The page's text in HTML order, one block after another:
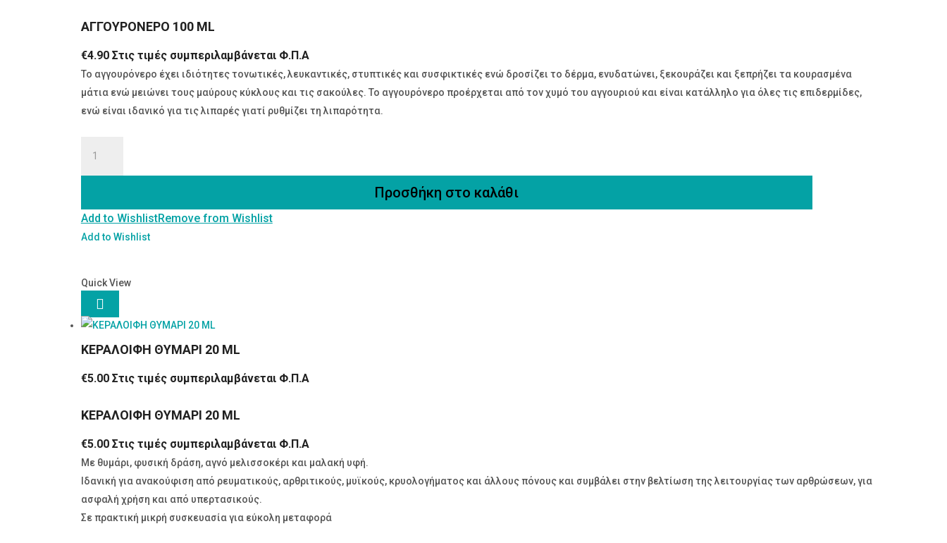
ΑΓΓΟΥΡΟΝΕΡΟ 100 ML
€4.90 Στις τιμές συμπεριλαμβάνεται Φ.Π.Α
Το αγγουρόνερο έχει ιδιότητες τονωτικές, λευκαντικές, στυπτικές και συσφικτικές ενώ δροσίζει το δέρμα, ενυδατώνει, ξεκουράζει και ξεπρήζει τα κουρασμένα
μάτια ενώ μειώνει τους μαύρους κύκλους και τις σακούλες. Το αγγουρόνερο προέρχεται από τον χυμό του αγγουριού και είναι κατάλληλο για όλες τις επιδερμίδες,
ενώ είναι ιδανικό για τις λιπαρές γιατί ρυθμίζει τη λιπαρότητα.
Προσθήκη στο καλάθι
Add to WishlistRemove from Wishlist
Add to Wishlist
Quick View

ΚΕΡΑΛΟΙΦΗ ΘΥΜΑΡΙ 20 ML
€5.00 Στις τιμές συμπεριλαμβάνεται Φ.Π.Α
ΚΕΡΑΛΟΙΦΗ ΘΥΜΑΡΙ 20 ML
€5.00 Στις τιμές συμπεριλαμβάνεται Φ.Π.Α
Με θυμάρι, φυσική δράση, αγνό μελισσοκέρι και μαλακή υφή.
Ιδανική για ανακούφιση από ρευματικούς, αρθριτικούς, μυϊκούς, κρυολογήματος και άλλους πόνους και συμβάλει στην βελτίωση της λειτουργίας των αρθρώσεων, για
ασφαλή χρήση και από υπερτασικούς.
Σε πρακτική μικρή συσκευασία για εύκολη μεταφορά